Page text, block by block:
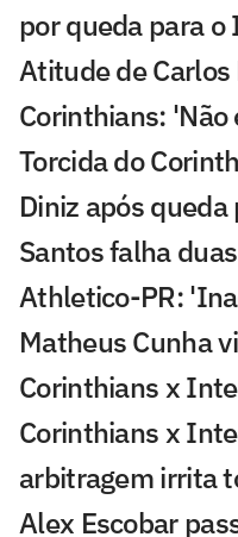
por queda para
Atitude de
Corinthians: 'Não
Torcida do
Diniz após
Santos falha
Athletico-PR:
Matheus Cunha
Corinthians x
Corinthians x
arbitragem irrita
Alex Escobar